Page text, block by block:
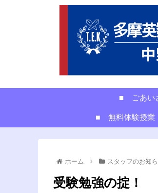
■ ごあい
■ 無料体験授業
ホーム スタッフのお知
受験勉強の掟！